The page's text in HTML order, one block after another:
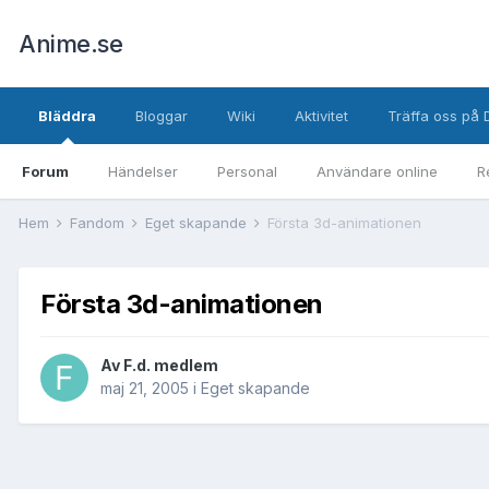
Anime.se
Bläddra
Forum Händelser Personal Användare online
Bloggar Wiki Aktivitet Träffa oss på
Hem Fandom Eget skapande Första 3d-animationen
Första 3d-animationen
Av F.d. medlem
maj 21, 2005 i Eget skapande